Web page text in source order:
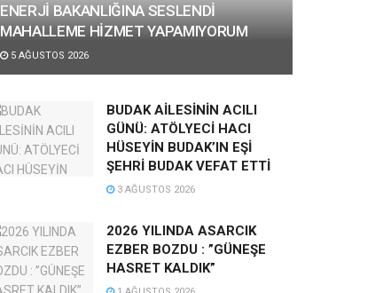
ENERJİ BAKANLIĞINA SESLENDİ
MAHALLEME HİZMET YAPAMIYORUM
5 AĞUSTOS 2026
BUDAK AİLESİNİN ACILI
GÜNÜ: ATÖLYECİ HACI
HÜSEYİN BUDAK’IN EŞİ
ŞEHRİ BUDAK VEFAT ETTİ
3 AĞUSTOS 2026
2026 YILINDA ASARCIK
EZBER BOZDU : ”GÜNEŞE
HASRET KALDIK”